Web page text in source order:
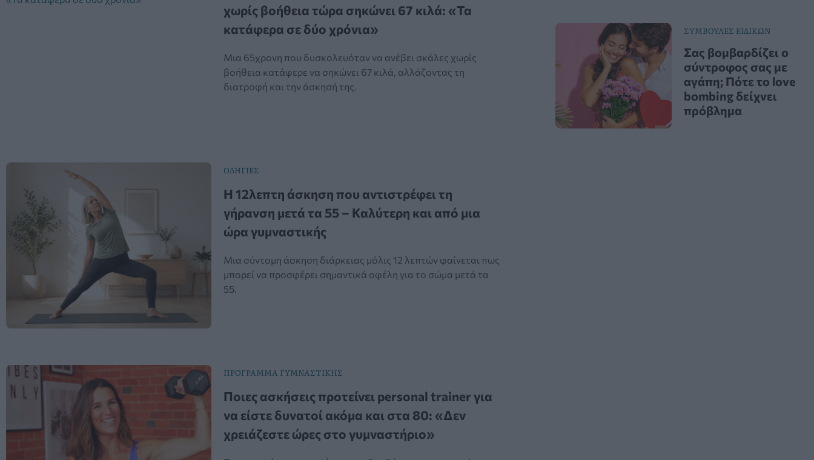
χωρίς βοήθεια τώρα σηκώνει 67 κιλά: «Τα
κατάφερα σε δύο χρόνια»
Μια 65χρονη που δυσκολευόταν να ανέβει σκάλες χωρίς
βοήθεια κατάφερε να σηκώνει 67 κιλά, αλλάζοντας τη
διατροφή και την άσκησή της.
ΟΔΗΓΙΕΣ
Η 12λεπτη άσκηση που αντιστρέφει τη
γήρανση μετά τα 55 – Καλύτερη και από μια
ώρα γυμναστικής
Μια σύντομη άσκηση διάρκειας μόλις 12 λεπτών φαίνεται πως
μπορεί να προσφέρει σημαντικά οφέλη για το σώμα μετά τα
55.
ΠΡΟΓΡΑΜΜΑ ΓΥΜΝΑΣΤΙΚΗΣ
Ποιες ασκήσεις προτείνει personal trainer για
να είστε δυνατοί ακόμα και στα 80: «Δεν
χρειάζεστε ώρες στο γυμναστήριο»
ΣΥΜΒΟΥΛΕΣ ΕΙΔΙΚΩΝ
Σας βομβαρδίζει ο
σύντροφος σας με
αγάπη; Πότε το love
bombing δείχνει
πρόβλημα